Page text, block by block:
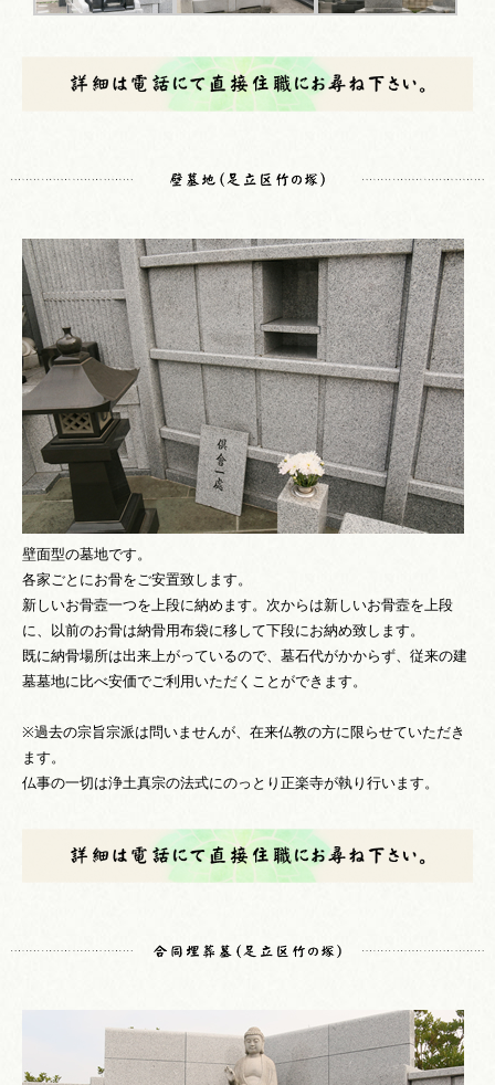
壁面型の墓地です。
各家ごとにお骨をご安置致します。
新しいお骨壼一つを上段に納めます。次からは新しいお骨壼を上段
に、以前のお骨は納骨用布袋に移して下段にお納め致します。
既に納骨場所は出来上がっているので、墓石代がかからず、従来の建
墓墓地に比べ安価でご利用いただくことができます。
※過去の宗旨宗派は問いませんが、在来仏教の方に限らせていただき
ます。
仏事の一切は浄土真宗の法式にのっとり正楽寺が執り行います。